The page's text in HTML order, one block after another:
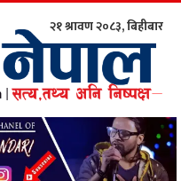
२१ श्रावण २०८३, बिहीबार